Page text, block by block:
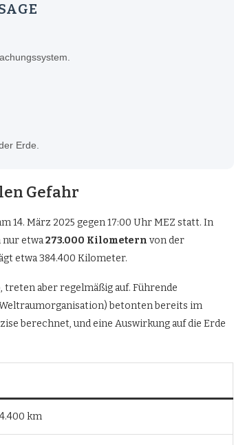
Erde.
Gefahr
14. März 2025 gegen 17:00 Uhr MEZ statt. In
nur etwa273.000 Kilometern von der
etwa 384.400 Kilometer.
aber regelmäßig auf. Führende
Weltraumorganisation) betonten bereits im
berechnet, und eine Auswirkung auf die Erde
km